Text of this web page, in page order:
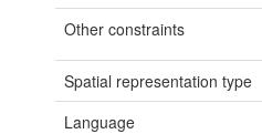
Other constraints
Spatial representation type
Language